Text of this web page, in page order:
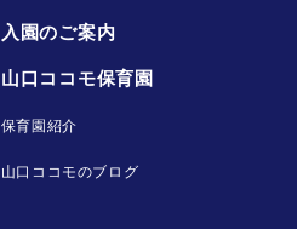
入園のご案内
山口ココモ保育園
保育園紹介
山口ココモのブログ